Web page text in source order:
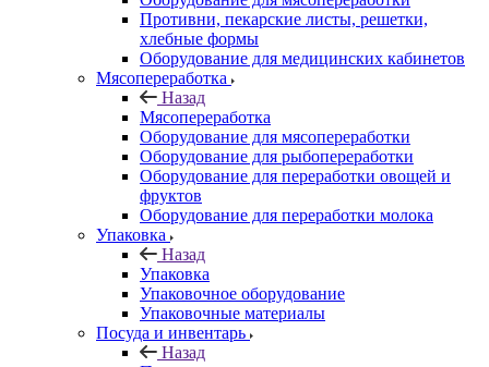
Противни, пекарские листы, решетки,
хлебные формы
Оборудование для медицинских кабинетов
Мясопереработка
Назад
Мясопереработка
Оборудование для мясопереработки
Оборудование для рыбопереработки
Оборудование для переработки овощей и
фруктов
Оборудование для переработки молока
Упаковка
Назад
Упаковка
Упаковочное оборудование
Упаковочные материалы
Посуда и инвентарь
Назад